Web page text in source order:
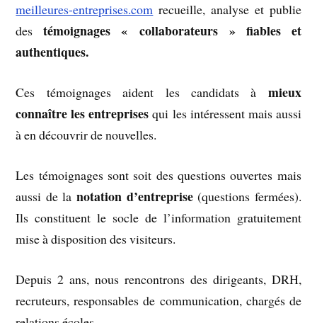
meilleures-entreprises.com recueille, analyse et publie
destémoignages « collaborateurs » fiables et
authentiques.
Ces témoignages aident les candidats à mieux
connaître les entreprises qui les intéressent mais aussi
à en découvrir de nouvelles.
Les témoignages sont soit des questions ouvertes mais
aussi de la notation d’entreprise(questions fermées).
Ils constituent le socle de l’information gratuitement
mise à disposition des visiteurs.
Depuis 2 ans, nous rencontrons des dirigeants, DRH,
recruteurs, responsables de communication, chargés de